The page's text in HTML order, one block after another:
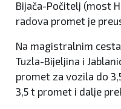
Bijača-Počitelj (most
radova promet je
Na magistralnim
Tuzla-Bijeljina i
promet za vozila do
3,5 t promet i dalje